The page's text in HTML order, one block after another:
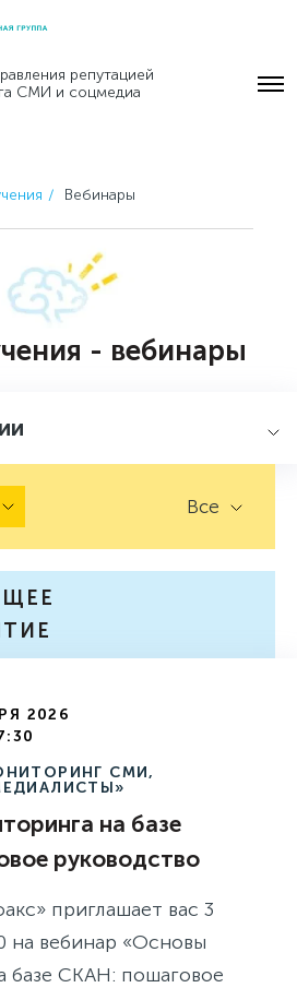
репутацией
СМИ и соцмедиа
Вебинары
- вебинары
Все
2026
СМИ,
на базе
руководство
приглашает вас 3
на вебинар «Основы
базе СКАН: пошаговое